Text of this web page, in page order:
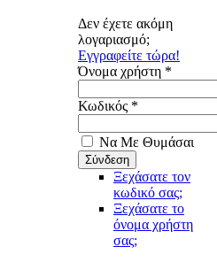
Δεν έχετε ακόμη
λογαριασμό;
Εγγραφείτε τώρα!
Όνομα χρήστη *
Κωδικός *
Να Με Θυμάσαι
Ξεχάσατε τον
κωδικό σας;
Ξεχάσατε το
όνομα χρήστη
σας;